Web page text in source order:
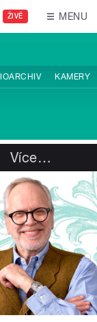
ŽIVĚ MENU
KAMERY
Více…